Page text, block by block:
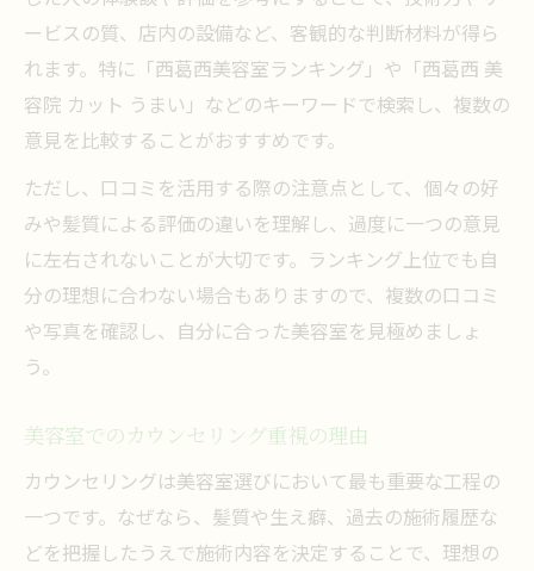
ービスの質、店内の設備など、客観的な判断材料が得ら
れます。特に「西葛西美容室ランキング」や「西葛西 美
容院 カット うまい」などのキーワードで検索し、複数の
意見を比較することがおすすめです。
ただし、口コミを活用する際の注意点として、個々の好
みや髪質による評価の違いを理解し、過度に一つの意見
に左右されないことが大切です。ランキング上位でも自
分の理想に合わない場合もありますので、複数の口コミ
や写真を確認し、自分に合った美容室を見極めましょ
う。
美容室でのカウンセリング重視の理由
カウンセリングは美容室選びにおいて最も重要な工程の
一つです。なぜなら、髪質や生え癖、過去の施術履歴な
どを把握したうえで施術内容を決定することで、理想の